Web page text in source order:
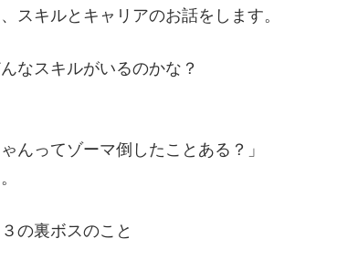
スキルとキャリアのお話をします。
なスキルがいるのかな？
んってゾーマ倒したことある？」
の裏ボスのこと